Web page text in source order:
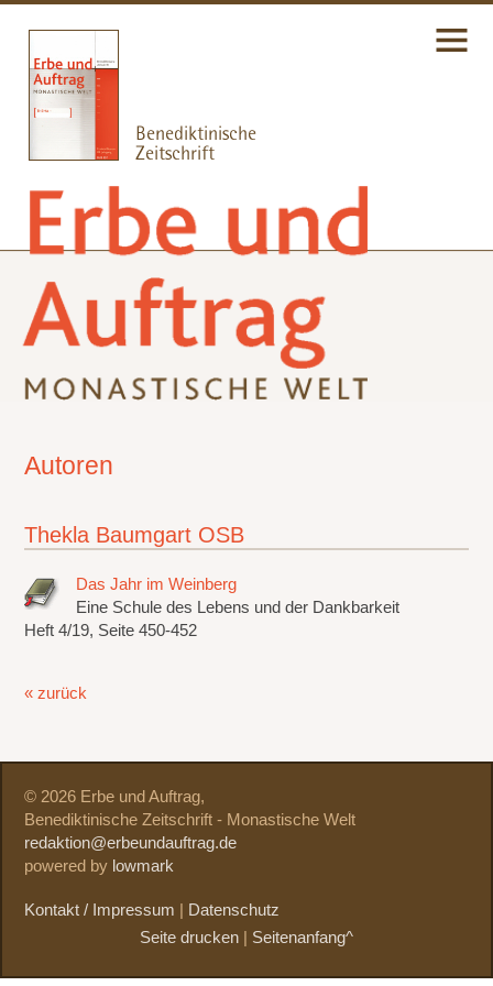
Autoren
Thekla Baumgart OSB
Das Jahr im Weinberg
Eine Schule des Lebens und der Dankbarkeit
Heft 4/19, Seite 450-452
« zurück
© 2026 Erbe und Auftrag,
Benediktinische Zeitschrift - Monastische Welt
redaktion@erbeundauftrag.de
powered by lowmark
Kontakt / Impressum
Datenschutz
Seite drucken
Seitenanfang^